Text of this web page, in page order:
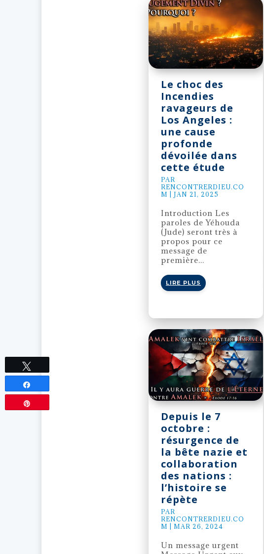
Le choc des
Incendies
ravageurs de
Los Angeles :
une cause
profonde
dévoilée dans
cette étude
PAR
RENCONTRERDIEU.CO
M
JAN 21, 2025
Introduction Les
paroles de Yéhouda
(Jude) seront très à
propos pour ce
message de
première...
LIRE PLUS
Depuis le 7
octobre :
résurgence de
la bête nazie et
collaboration
des nations :
l’histoire se
répète
PAR
RENCONTRERDIEU.CO
M
MAR 26, 2024
Un message urgent